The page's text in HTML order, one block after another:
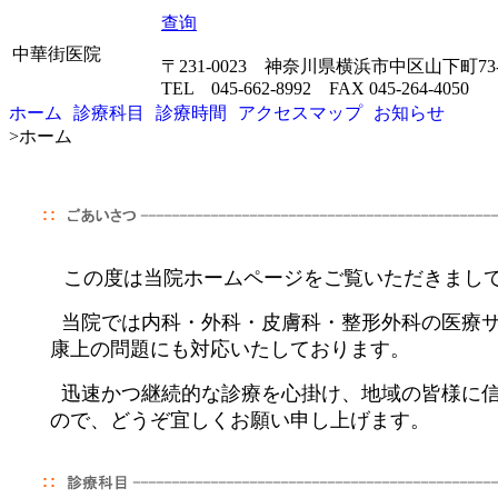
中華街医院
查询
〒231-0023 神奈川県横浜市中区山下町
TEL 045-662-8992 FAX 045-264-4050
ホーム
診療科目 診療時間 アクセスマップ
お知らせ
>ホーム
この度は当院ホームページをご覧いただきまし
当院では内科・外科・皮膚科・整形外科の医療
康上の問題にも対応いたしております。
迅速かつ継続的な診療を心掛け、地域の皆様に
ので、どうぞ宜しくお願い申し上げます。